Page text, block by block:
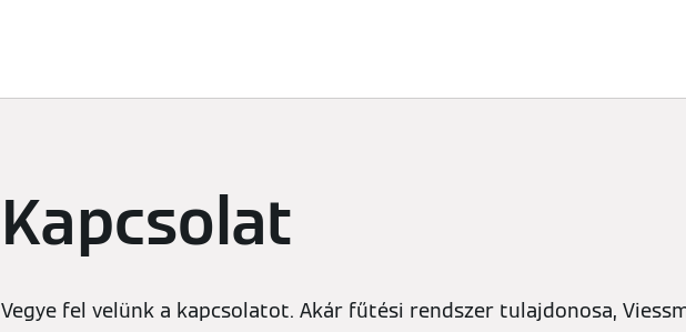
Kapcsolat
Vegye fel velünk a kapcsolatot. Akár fűtési rendszer tulajdonosa,